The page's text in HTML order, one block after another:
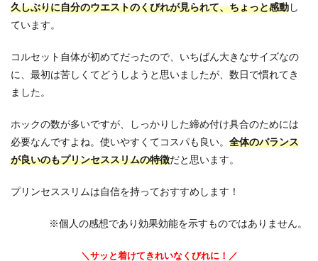
久しぶりに自分のウエストのくびれが見られて、ちょっと感動 し
ています。
コルセット自体が初めてだったので、いちばん大きなサイズなの
に、最初は苦しくてどうしようと思いましたが、数日で慣れてき
ました。
ホックの数が多いですが、しっかりした締め付け具合のためには
必要なんですよね。使いやすくてコスパも良い。 全体のバランス
が良いのもプリンセススリムの特徴だと思います。
プリンセススリムは自信を持っておすすめします！
※個人の感想であり効果効能を示すものではありません。
＼サッと着けてきれいなくびれに！／